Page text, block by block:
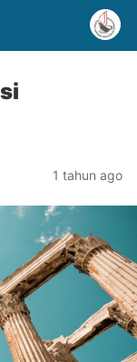
1 tahun ago